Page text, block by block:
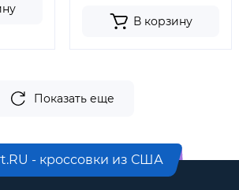
В корзину
Показать еще
- кроссовки из США